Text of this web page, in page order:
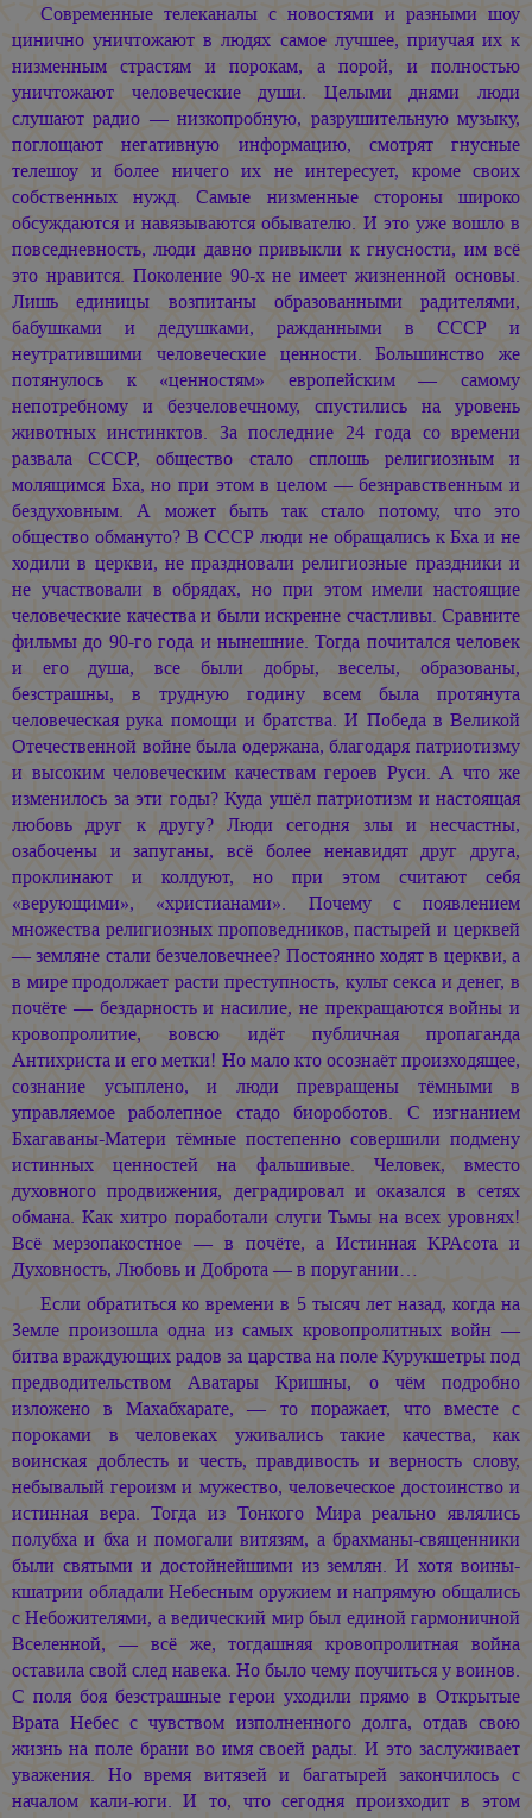
Современные телеканалы с новостями и разными шоу
цинично уничтожают в людях самое лучшее, приучая их к
низменным cтрастям и порокам, а порой, и полностью
уничтожают человеческие души. Целыми днями люди
слушают радио — низкопробную, разрушительную музыку,
поглощают негативную информацию, смотрят гнусные
телешоу и более ничего их не интересует, кроме своих
собственных нужд. Самые низменные стороны широко
обсуждаются и навязываются обывателю. И это уже вошло в
повседневность, люди давно привыкли к гнусности, им всё
это нравится. Поколение 90-х не имеет жизненной основы.
Лишь единицы возпитаны образованными радителями,
бабушками и дедушками, ражданными в СССР и
неутратившими человеческие ценности. Большинство же
потянулось к «ценностям» европейским — самому
непотребному и безчеловечному, спустились на уровень
животных инстинктов. За последние 24 года со времени
развала СССР, общество стало сплошь религиозным и
молящимся Бха, но при этом в целом — безнравственным и
бездуховным. А может быть так стало потому, что это
общество обмануто? В СССР люди не обращались к Бха и не
ходили в церкви, не праздновали религиозные праздники и
не участвовали в обрядах, но при этом имели настоящие
человеческие качества и были искренне счастливы. Сравните
фильмы до 90-го года и нынешние. Тогда почитался человек
и его душа, все были добры, веселы, образованы,
безстрашны, в трудную годину всем была протянута
человеческая рука помощи и братства. И Победа в Великой
Отечественной войне была одержана, благодаря патриотизму
и высоким человеческим качествам героев Руси. А что же
изменилось за эти годы? Куда ушёл патриотизм и настоящая
любовь друг к другу? Люди сегодня злы и несчастны,
озабочены и запуганы, всё более ненавидят друг друга,
проклинают и колдуют, но при этом считают себя
«верующими», «христианами». Почему с появлением
множества религиозных проповедников, пастырей и церквей
— земляне стали безчеловечнее? Постоянно ходят в церкви, а
в мире продолжает расти преступность, культ секса и денег, в
почёте — бездарность и насилие, не прекращаются войны и
кровопролитие, вовсю идёт публичная пропаганда
Антихриста и его метки! Но мало кто осознаёт произходящее,
сознание усыплено, и люди превращены тёмными в
управляемое раболепное стадо биороботов. С изгнанием
Бхагаваны-Матери тёмные постепенно совершили подмену
истинных ценностей на фальшивые. Человек, вместо
духовного продвижения, деградировал и оказался в сетях
обмана. Как хитро поработали слуги Тьмы на всех уровнях!
Всё мерзопакостное — в почёте, а Истинная КРАсота и
Духовность, Любовь и Доброта — в поругании…
Если обратиться ко времени в 5 тысяч лет назад, когда на
Земле произошла одна из самых кровопролитных войн —
битва враждующих радов за царства на поле Курукшетры под
предводительством Аватары Кришны, о чём подробно
изложено в Махабхарате, — то поражает, что вместе с
пороками в человеках уживались такие качества, как
воинская доблесть и честь, правдивость и верность слову,
небывалый героизм и мужество, человеческое достоинство и
истинная вера. Тогда из Тонкого Мира реально являлись
полубха и бха и помогали витязям, а брахманы-священники
были святыми и достойнейшими из землян. И хотя воины-
кшатрии обладали Небесным оружием и напрямую общались
с Небожителями, а ведический мир был единой гармоничной
Вселенной, — всё же, тогдашняя кровопролитная война
оставила свой след навека. Но было чему поучиться у воинов.
С поля боя безстрашные герои уходили прямо в Открытые
Врата Небес с чувством изполненного долга, отдав свою
жизнь на поле брани во имя своей рады. И это заслуживает
уважения. Но время витязей и багатырей закончилось с
началом кали-юги. И то, что сегодня произходит в этом